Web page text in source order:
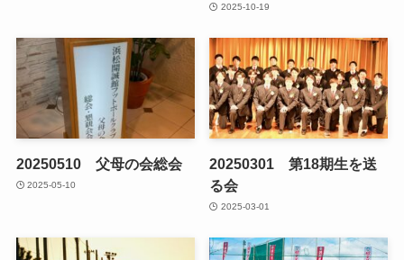
2025-10-19
20250510 父母の会総会
2025-05-10
20250301 第18期生を送
る会
2025-03-01